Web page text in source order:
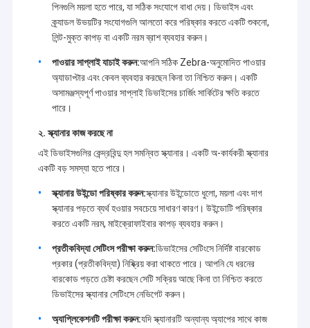
পিনগুলি ময়লা হতে পারে, যা সঠিক সংযোগে বাধা দেয়। ডিভাইস এবং
ক্র্যাডল উভয়টির সংযোগগুলি আলতো করে পরিষ্কার করতে একটি শুকনো,
লিন্ট-মুক্ত কাপড় বা একটি নরম ব্রাশ ব্যবহার করুন।
পাওয়ার সাপ্লাই যাচাই করুন:আপনি সঠিক Zebra-অনুমোদিত পাওয়ার
অ্যাডাপ্টার এবং কেবল ব্যবহার করছেন কিনা তা নিশ্চিত করুন। একটি
অসামঞ্জস্যপূর্ণ পাওয়ার সাপ্লাই ডিভাইসের চার্জিং সার্কিটের ক্ষতি করতে
পারে।
২. স্ক্যানার কাজ করছে না
এই ডিভাইসগুলির কেন্দ্রবিন্দু হল সমন্বিত স্ক্যানার। একটি অ-কার্যকরী স্ক্যানার
একটি বড় সমস্যা হতে পারে।
স্ক্যানার উইন্ডো পরিষ্কার করুন:স্ক্যানার উইন্ডোতে ধুলো, ময়লা এবং দাগ
স্ক্যানার পড়তে ব্যর্থ হওয়ার সবচেয়ে সাধারণ কারণ। উইন্ডোটি পরিষ্কার
করতে একটি নরম, মাইক্রোফাইবার কাপড় ব্যবহার করুন।
প্রতীকবিদ্যা সেটিংস পরীক্ষা করুন:ডিভাইসের সেটিংসে নির্দিষ্ট বারকোড
প্রকার (প্রতীকবিদ্যা) নিষ্ক্রিয় করা থাকতে পারে। আপনি যে ধরনের
বারকোড পড়তে চেষ্টা করছেন সেটি সক্রিয় আছে কিনা তা নিশ্চিত করতে
ডিভাইসের স্ক্যানার সেটিংসে নেভিগেট করুন।
অ্যাপ্লিকেশনটি পরীক্ষা করুন:যদি স্ক্যানারটি অন্যান্য অ্যাপের সাথে কাজ